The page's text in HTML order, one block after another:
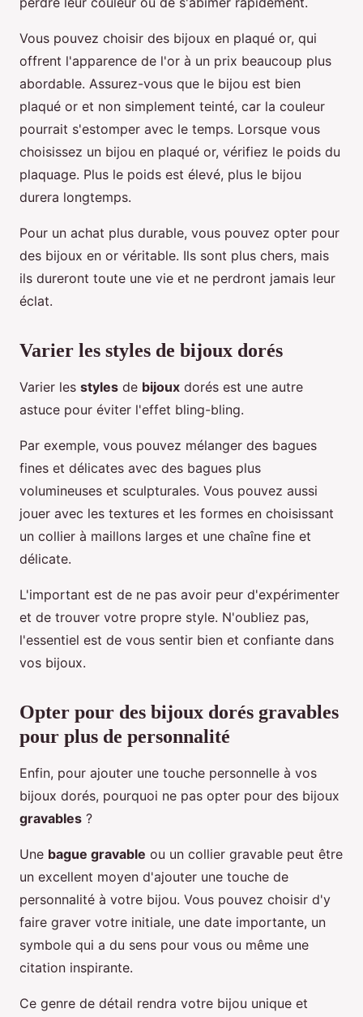
Vous pouvez choisir des bijoux en plaqué or, qui
offrent l'apparence de l'or à un prix beaucoup plus
abordable. Assurez-vous que le bijou est bien
plaqué or et non simplement teinté, car la couleur
pourrait s'estomper avec le temps. Lorsque vous
choisissez un bijou en plaqué or, vérifiez le poids du
plaquage. Plus le poids est élevé, plus le bijou
durera longtemps.
Pour un achat plus durable, vous pouvez opter pour
des bijoux en or véritable. Ils sont plus chers, mais
ils dureront toute une vie et ne perdront jamais leur
éclat.
Varier les styles de bijoux dorés
Varier les styles de bijoux dorés est une autre
astuce pour éviter l'effet bling-bling.
Par exemple, vous pouvez mélanger des bagues
fines et délicates avec des bagues plus
volumineuses et sculpturales. Vous pouvez aussi
jouer avec les textures et les formes en choisissant
un collier à maillons larges et une chaîne fine et
délicate.
L'important est de ne pas avoir peur d'expérimenter
et de trouver votre propre style. N'oubliez pas,
l'essentiel est de vous sentir bien et confiante dans
vos bijoux.
Opter pour des bijoux dorés gravables
pour plus de personnalité
Enfin, pour ajouter une touche personnelle à vos
bijoux dorés, pourquoi ne pas opter pour des bijoux
gravables ?
Une bague gravable ou un collier gravable peut être
un excellent moyen d'ajouter une touche de
personnalité à votre bijou. Vous pouvez choisir d'y
faire graver votre initiale, une date importante, un
symbole qui a du sens pour vous ou même une
citation inspirante.
Ce genre de détail rendra votre bijou unique et